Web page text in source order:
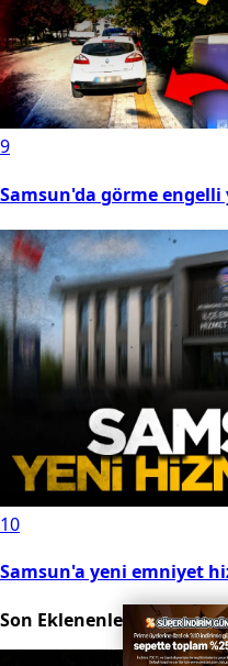
9
Samsun'da görme
10
Samsun'a yeni emniyet
Son Eklenenler